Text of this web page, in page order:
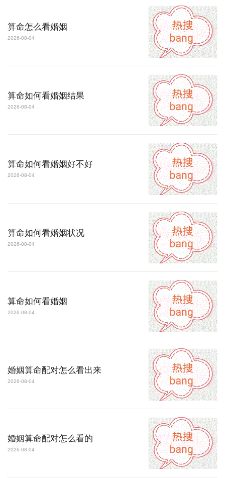
算命怎么看婚姻
2026-08-04
算命如何看婚姻结果
2026-08-04
算命如何看婚姻好不好
2026-08-04
算命如何看婚姻状况
2026-08-04
算命如何看婚姻
2026-08-04
婚姻算命配对怎么看出来
2026-08-04
婚姻算命配对怎么看的
2026-08-04